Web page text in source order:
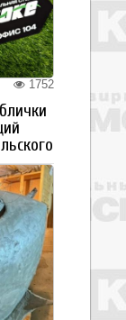
1752